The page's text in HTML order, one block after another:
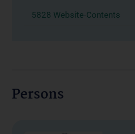
5828 Website-Contents
Persons